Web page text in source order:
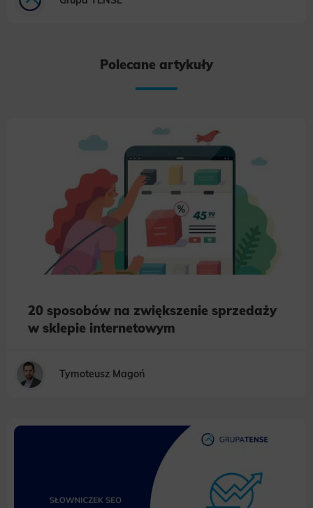
Analytics
Scope responsible for displaying personalized ads that may be of interest to the user based on browsing history and
Polecane artykuły
20 sposobów na zwiększenie sprzedaży
w sklepie internetowym
Tymoteusz Magoń